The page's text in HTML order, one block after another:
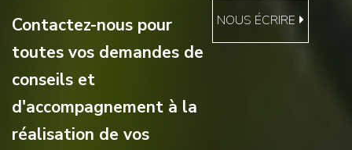
NOUS ÉCRIRE
Contactez-nous pour
toutes vos demandes de
conseils et
d'accompagnement à la
réalisation de vos